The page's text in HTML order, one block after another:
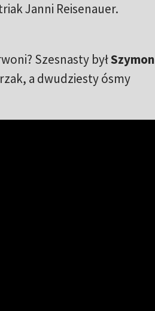
Janni Reisenauer.
Szesnasty byłSzymon
a dwudziesty ósmy